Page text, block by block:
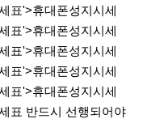
표'>휴대폰성지시세
표'>휴대폰성지시세
표'>휴대폰성지시세
표'>휴대폰성지시세
표'>휴대폰성지시세
표 반드시 선행되어야